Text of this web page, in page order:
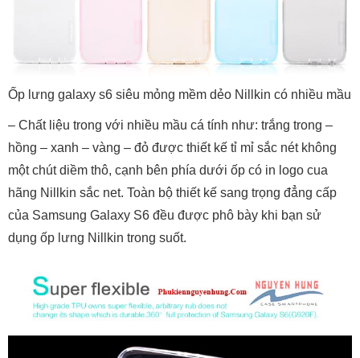
Ốp lưng galaxy s6 siêu mỏng mềm dẻo Nillkin có nhiều mầu
– Chất liệu trong với nhiều mầu cá tính như: trắng trong –
hồng – xanh – vàng – đỏ được thiết kế tỉ mỉ sắc nét không
một chút diềm thô, cạnh bên phía dưới ốp có in logo cua
hãng Nillkin sắc net. Toàn bộ thiết kế sang trọng đẳng cấp
của Samsung Galaxy S6 đều được phô bày khi bạn sử
dụng ốp lưng Nillkin trong suốt.